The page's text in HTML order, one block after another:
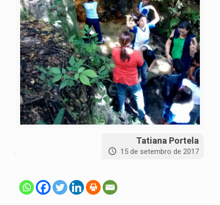
Tatiana Portela
15 de setembro de 2017